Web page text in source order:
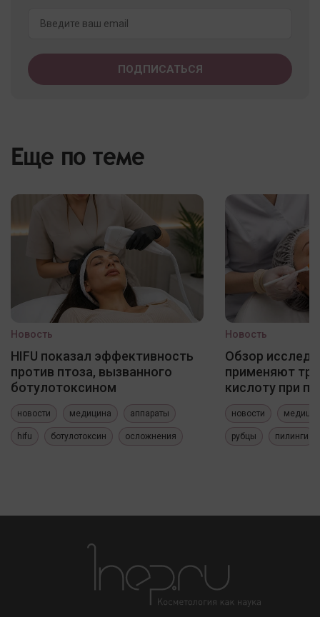
Еще по теме
Новость
HIFU показал эффективность
против птоза, вызванного
ботулотоксином
новости медицина аппараты
hifu ботулотоксин осложнения
Новость
Обзор
применяют
кислоту при
новости
рубцы пилинги